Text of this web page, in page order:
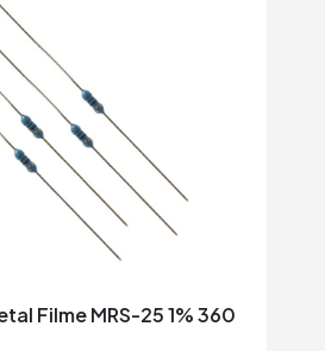
Filme MRS-25 1% 360